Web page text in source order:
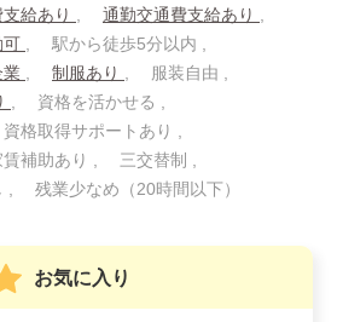
給あり
通勤交通費支給あり
可
駅から徒歩5分以内
業 制服あり
服装自由
資格を活かせる
資格取得サポートあり
補助あり
三交替制
残業少なめ（20時間以下）
お気に入り